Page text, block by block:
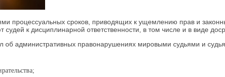
процессуальных сроков, приводящих к ущемлению прав и
к дисциплинарной ответственности, в том числе и в виде
об административных правонарушениях мировыми судьями и